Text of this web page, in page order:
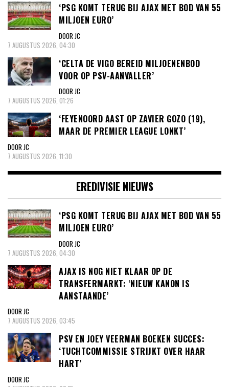
‘PSG KOMT TERUG BIJ AJAX MET BOD VAN 55
MILJOEN EURO’
DOOR JC
7 AUGUSTUS 2026, 04:30
‘CELTA DE VIGO BEREID MILJOENENBOD
VOOR OP PSV-AANVALLER’
DOOR JC
7 AUGUSTUS 2026, 01:26
‘FEYENOORD AAST OP ZAVIER GOZO (19),
MAAR DE PREMIER LEAGUE LONKT’
DOOR JC
7 AUGUSTUS 2026, 11:30
EREDIVISIE NIEUWS
‘PSG KOMT TERUG BIJ AJAX MET BOD VAN 55
MILJOEN EURO’
DOOR JC
7 AUGUSTUS 2026, 04:30
AJAX IS NOG NIET KLAAR OP DE
TRANSFERMARKT: ‘NIEUW KANON IS
AANSTAANDE’
DOOR JC
7 AUGUSTUS 2026, 03:45
PSV EN JOEY VEERMAN BOEKEN SUCCES:
‘TUCHTCOMMISSIE STRIJKT OVER HAAR
HART’
DOOR JC